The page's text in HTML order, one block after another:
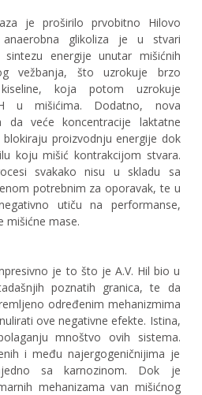
je proširilo prvobitno Hilovo
glikoliza je u stvari
energije unutar mišićnih
vežbanja, što uzrokuje brzo
koja potom uzrokuje
u mišićima. Dodatno, nova
da veće koncentracije laktatne
proizvodnju energije dok
koju mišić kontrakcijom stvara.
svakako nisu u skladu sa
potrebnim za oporavak, te u
utiču na performanse,
mišićne mase.
je to što je A.V. Hil bio u
poznatih granica, te da
određenim mehanizmima
ove negativne efekte. Istina,
mnoštvo ovih sistema.
i među najergogeničnijima je
sa karnozinom. Dok je
mehanizama van mišićnog